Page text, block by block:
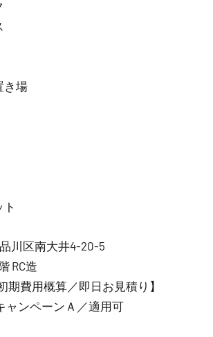
き場
区南大井4-20-5
RC造
費用概算／即日お見積り】
ャンペーンＡ／適用可